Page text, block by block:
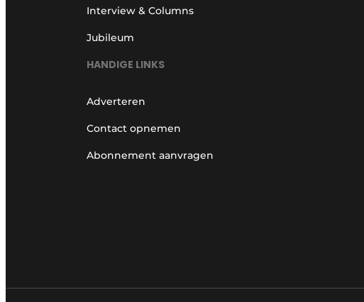
Interview & Columns
Jubileum
HANDIGE LINKS
Adverteren
Contact opnemen
Abonnement aanvragen